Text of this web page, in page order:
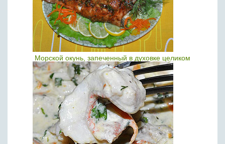
Морской окунь, запеченный в духовке целиком